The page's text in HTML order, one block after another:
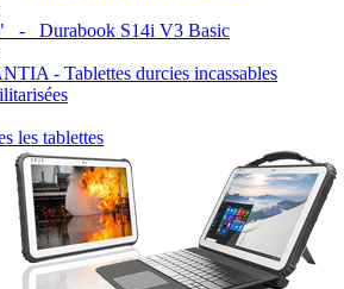
- Durabook S14i V3 Basic
les tablettes